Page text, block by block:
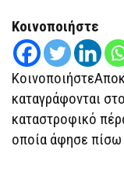
Κοινοποιήστε
καταγράφονται
καταστροφικό
οποία άφησε πίσω